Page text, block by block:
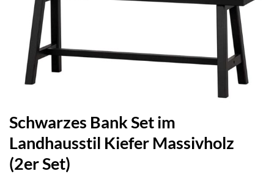
Schwarzes Bank Set im
Landhausstil Kiefer Massivholz
(2er Set)